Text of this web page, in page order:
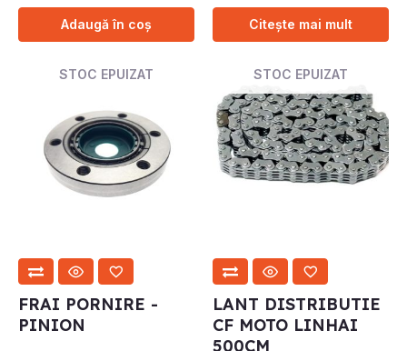
Adaugă în coș Citește mai mult
STOC EPUIZAT
FRAI PORNIRE -
PINION
STOC EPUIZAT
LANT DISTRIBUTIE
CF MOTO LINHAI
500CM